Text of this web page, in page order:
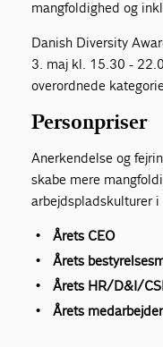
mangfoldighed og
Danish Diversity
3. maj kl. 15.30 -
overordnede
Personpriser
Anerkendelse og
skabe mere
arbejdspladskulturer
Årets CEO
Årets
Årets HR/D&I/
Årets medarbejder